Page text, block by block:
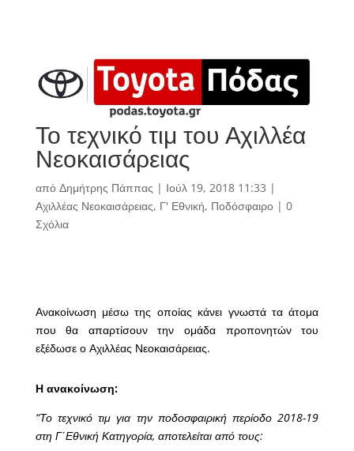
Το τεχνικό τιμ του Αχιλλέα
Νεοκαισάρειας
από Δημήτρης Πάππας | Ιούλ 19, 2018 11:33 |
Αχιλλέας Νεοκαισάρειας, Γ' Εθνική, Ποδόσφαιρο| 0
Σχόλια
Ανακοίνωση μέσω της οποίας κάνει γνωστά τα άτομα
που θα απαρτίσουν την ομάδα προπονητών του
εξέδωσε ο Αχιλλέας Νεοκαισάρειας.
Η ανακοίνωση:
“Το τεχνικό τιμ για την ποδοσφαιρική περίοδο 2018-19
στη Γ΄Εθνική Κατηγορία, αποτελείται από τους: